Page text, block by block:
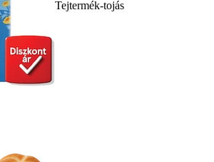
Tejtermék-tojás